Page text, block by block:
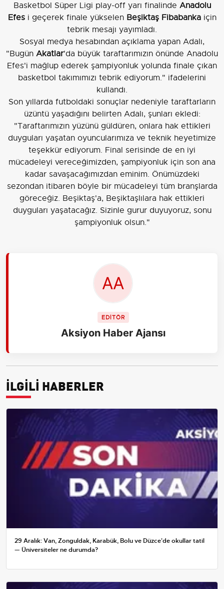
Basketbol Süper Ligi play-off yarı finalinde Anadolu
Efesi geçerek finale yükselen Beşiktaş Fibabankaiçin
tebrik mesajı yayımladı.
Sosyal medya hesabından açıklama yapan Adalı,
"Bugün Akatlar'da büyük taraftarımızın önünde Anadolu
Efes'i mağlup ederek şampiyonluk yolunda finale çıkan
basketbol takımımızı tebrik ediyorum." ifadelerini
kullandı.
Son yıllarda futboldaki sonuçlar nedeniyle taraftarların
üzüntü yaşadığını belirten Adalı, şunları ekledi:
"Taraftarımızın yüzünü güldüren, onlara hak ettikleri
duyguları yaşatan oyuncularımıza ve teknik heyetimize
teşekkür ediyorum. Final serisinde de en iyi
mücadeleyi vereceğimizden, şampiyonluk için son ana
kadar savaşacağımızdan eminim. Önümüzdeki
sezondan itibaren böyle bir mücadeleyi tüm branşlarda
göreceğiz. Beşiktaş'a, Beşiktaşlılara hak ettikleri
duyguları yaşatacağız. Sizinle gurur duyuyoruz, sonu
şampiyonluk olsun."
EDİTÖR
Aksiyon Haber Ajansı
İLGİLİ HABERLER
29 Aralık: Van, Zonguldak, Karabük, Bolu ve Düzce'de okullar tatil
— Üniversiteler ne durumda?